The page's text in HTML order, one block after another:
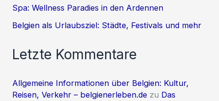
Spa: Wellness Paradies in den Ardennen
Belgien als Urlaubsziel: Städte, Festivals und mehr
Letzte Kommentare
Allgemeine Informationen über Belgien: Kultur,
Reisen, Verkehr – belgienerleben.de zu Das